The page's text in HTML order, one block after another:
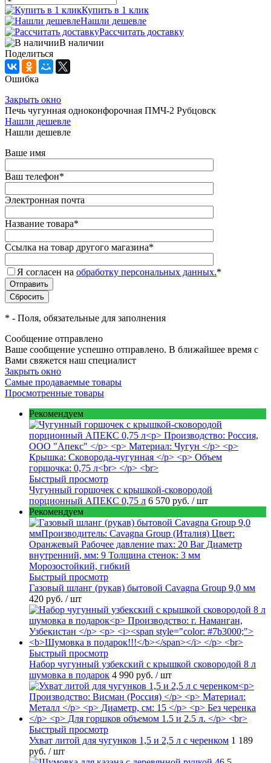
Купить в 1 клик
Нашли дешевле
Рассчитать доставку
В наличии
Поделиться
Ошибка
Закрыть окно
Печь чугунная одноконфорочная ПМЧ-2 Рубцовск
Нашли дешевле
Нашли дешевле
Ваше имя
Ваш телефон*
Электронная почта
Название товара*
Ссылка на товар другого магазина*
Я согласен на обработку персональных данных.*
* - Поля, обязательные для заполнения
Сообщение отправлено
Ваше сообщение успешно отправлено. В ближайшее время с
Вами свяжется наш специалист
Закрыть окно
Самые продаваемые товары
Просмотренные товары
Рекомендуем
Быстрый просмотр
Чугунный горшочек с крышкой-сковородой
порционный АПЕКС 0,75 л 6 570 руб. / шт
Рекомендуем
Быстрый просмотр
Газовый шланг (рукав) бытовой Cavagna Group 9,0 мм
420 руб. / шт
Быстрый просмотр
Набор чугунный узбекский с крышкой сковородой 8 л
шумовка в подарок 4 990 руб. / шт
Быстрый просмотр
Ухват литой для чугунков 1,5 и 2,5 л с черенком 1 189
руб. / шт